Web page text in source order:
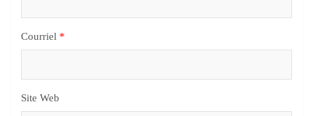
Courriel *
Site Web